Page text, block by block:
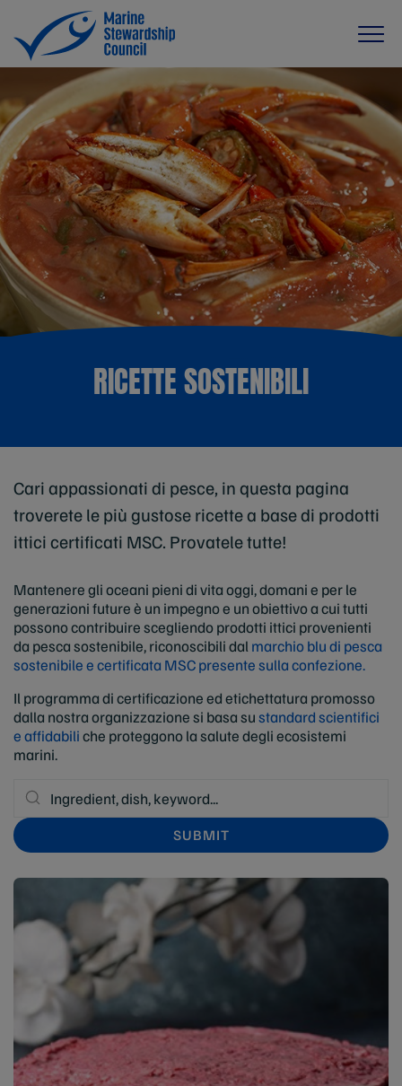
RICETTE SOSTENIBILI
Cari appassionati di pesce, in questa pagina
troverete le più gustose ricette a base di prodotti
ittici certificati MSC. Provatele tutte!
Mantenere gli oceani pieni di vita oggi, domani e per le
generazioni future è un impegno e un obiettivo a cui tutti
possono contribuire scegliendo prodotti ittici provenienti
da pesca sostenibile, riconoscibili dal marchio blu di pesca
sostenibile e certificata MSC presente sulla confezione.
Il programma di certificazione ed etichettatura promosso
dalla nostra organizzazione si basa sustandard scientifici
e affidabiliche proteggono la salute degli ecosistemi
marini.